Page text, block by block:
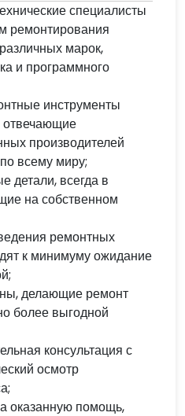
специалисты
ремонтирования
марок,
и программного
инструменты
отвечающие
производителей
всему миру;
детали, всегда в
на собственном
ремонтных
к минимуму ожидание
делающие ремонт
более выгодной
консультация с
осмотр
оказанную помощь,